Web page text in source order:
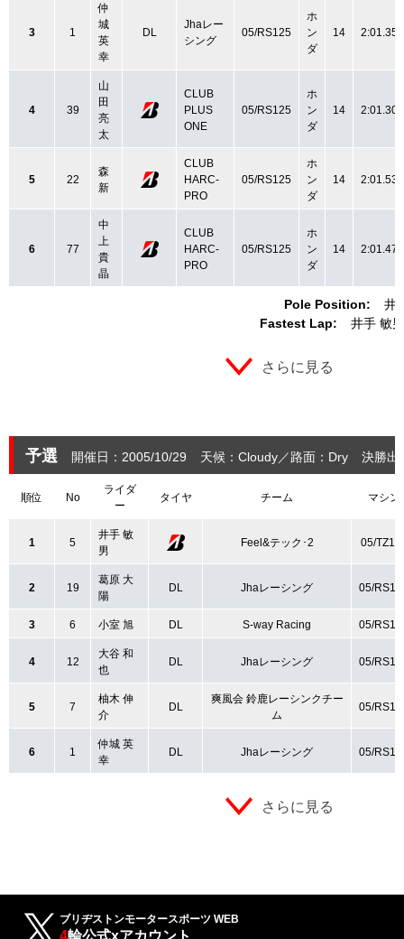
Pole Position:
井
Fastest Lap:
井手 敏男
3 1
仲
城
英
幸
DL
Jhaレー
シング
05/RS125
ホ
ン
ダ
14 2:01.350
4 39
山
田
亮
太
CLUB
PLUS
ONE
05/RS125
ホ
ン
ダ
14 2:01.307
5 22
森
新
CLUB
HARC-
PRO
05/RS125
ホ
ン
ダ
14 2:01.534
6 77
中
上
貴
晶
CLUB
HARC-
PRO
05/RS125
ホ
ン
ダ
14 2:01.478
さらに見る
予選 開催日：2005/10/29 天候：Cloudy 路面：Dry 決勝出
順位 No
ライダ
ー
タイヤ チーム マシン
1 5
井手 敏
男
Feel&テック･2 05/
2 19
葛原 大
陽
DL Jhaレーシング 05/
3 6 小室 旭 DL S-way Racing 05/
4 12
大谷 和
也
DL Jhaレーシング 05/
5 7
柚木 伸
介
DL
爽風会 鈴鹿レーシンクチー
ム
05/
6 1
仲城 英
幸
DL Jhaレーシング 05/
さらに見る
ブリヂストンモータースポーツ WEB
4輪公式xアカウント